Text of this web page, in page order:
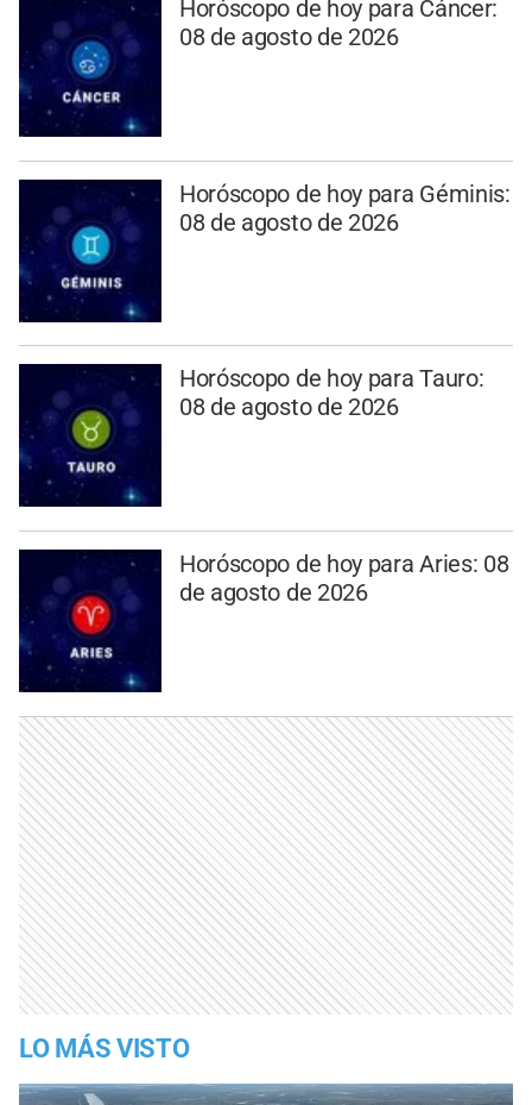
Horóscopo de hoy para Cáncer:
08 de agosto de 2026
Horóscopo de hoy para Géminis:
08 de agosto de 2026
Horóscopo de hoy para Tauro:
08 de agosto de 2026
Horóscopo de hoy para Aries: 08
de agosto de 2026
LO MÁS VISTO